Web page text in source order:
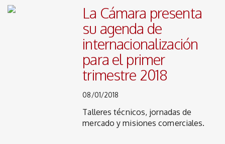
La Cámara presenta
su agenda de
internacionalización
para el primer
trimestre 2018
08/01/2018
Talleres técnicos, jornadas de
mercado y misiones comerciales.